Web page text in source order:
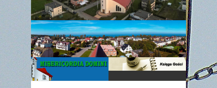
WYPOCZYNEK
Gazetka
Parafialna